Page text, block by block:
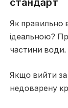
Як правильно
ідеальною?
частини води.
Якщо вийти
недоварену